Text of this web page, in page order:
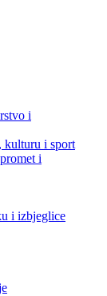
i
kulturu i sport
i
i izbjeglice